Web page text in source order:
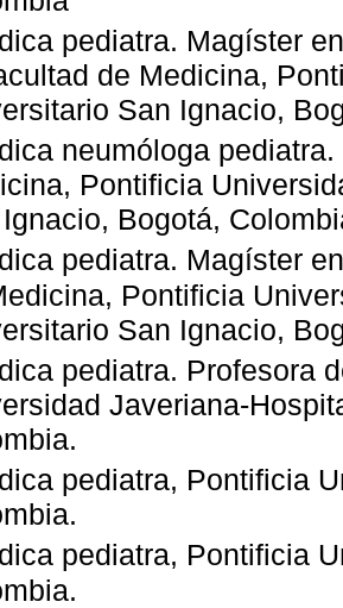
pediatra. Magíster
de Medicina,
San Ignacio,
neumóloga
Pontificia
Bogotá,
pediatra. Magíster
Pontificia
San Ignacio,
pediatra. Profesora
Javeriana-
pediatra, Pontificia
pediatra, Pontificia